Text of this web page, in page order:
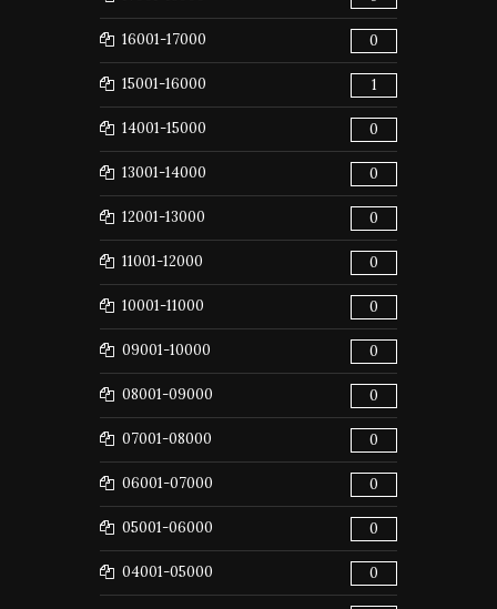
16001-17000 0
15001-16000 1
14001-15000 0
13001-14000 0
12001-13000 0
11001-12000 0
10001-11000 0
09001-10000 0
08001-09000 0
07001-08000 0
06001-07000 0
05001-06000 0
04001-05000 0